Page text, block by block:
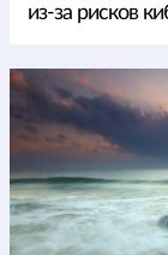
из-за рисков